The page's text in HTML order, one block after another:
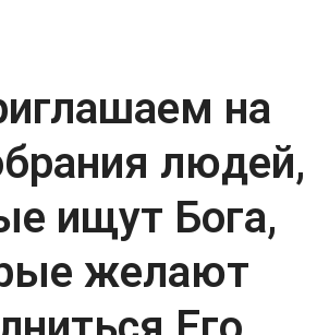
на
людей,
ищут Бога,
желают